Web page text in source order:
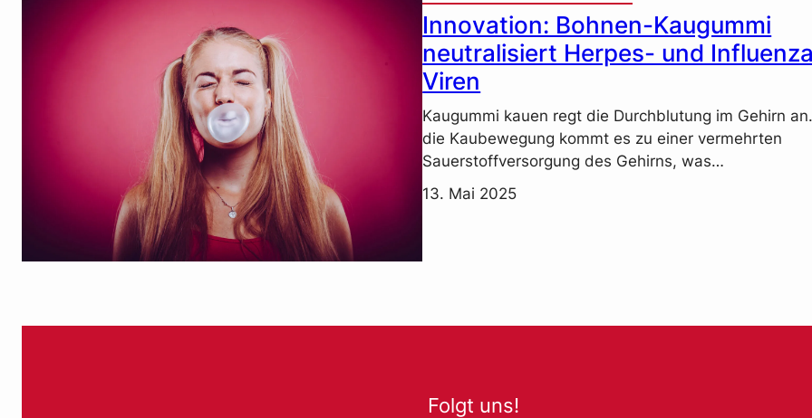
Innovation: Bohnen-Kaugummi
neutralisiert Herpes- und
Viren
Kaugummi kauen regt die Durchblutung im Gehirn
die Kaubewegung kommt es zu einer vermehrten
Sauerstoffversorgung des Gehirns, was…
13. Mai 2025
Folgt uns!